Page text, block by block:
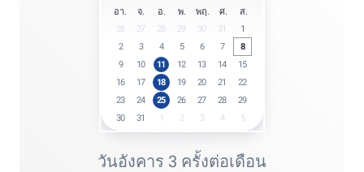
อา. จ. อ. พ. พฤ. ศ.
ส.
26
27 28 29 30 31
1
2
3 4 5 6 7
8
9
10 11 12 13 14
15
16
17 18 19 20 21
22
23
24 25 26 27 28
29
30
31 1 2 3 4 5
วันอังคาร 3 ครั้งต่อเดือน